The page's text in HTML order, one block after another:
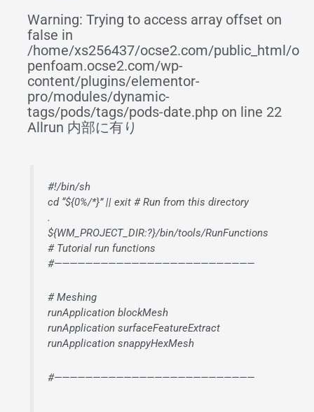
Warning: Trying to access array offset on
false in
/home/xs256437/ocse2.com/public_html/o
penfoam.ocse2.com/wp-
content/plugins/elementor-
pro/modules/dynamic-
tags/pods/tags/pods-date.php on line 22
Allrun 内部に有り
#!/bin/sh
cd “${0%/*}” || exit # Run from this directory
.
${WM_PROJECT_DIR:?}/bin/tools/RunFunctions
# Tutorial run functions
#——————————————————————————
# Meshing
runApplication blockMesh
runApplication surfaceFeatureExtract
runApplication snappyHexMesh
#——————————————————————————